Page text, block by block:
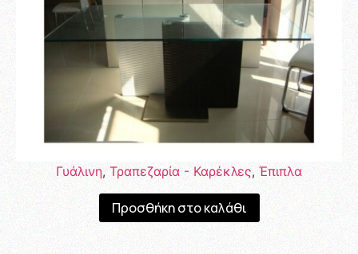
Γυάλινη,Τραπεζαρία - Καρέκλες,Έπιπλα
Προσθήκη στο καλάθι